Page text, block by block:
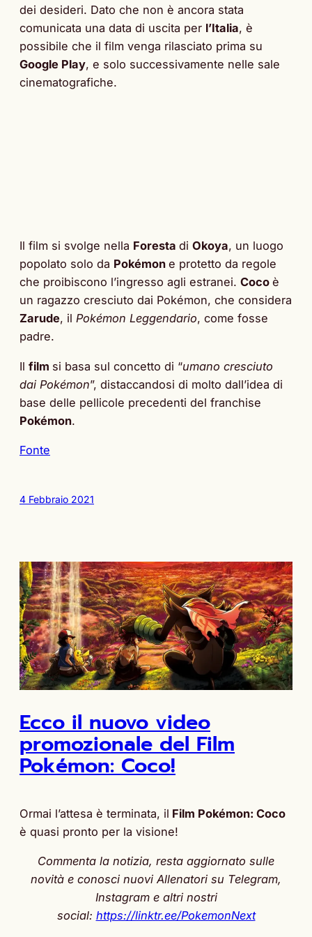
dei desideri. Dato che non è ancora stata
comunicata una data di uscita per l’Italia, è
possibile che il film venga rilasciato prima su
Google Play, e solo successivamente nelle sale
cinematografiche.
Il film si svolge nella Foresta di Okoya, un luogo
popolato solo da Pokémon e protetto da regole
che proibiscono l’ingresso agli estranei. Coco è
un ragazzo cresciuto dai Pokémon, che considera
Zarude, il Pokémon Leggendario, come fosse
padre.
Il film si basa sul concetto di “umano cresciuto
dai Pokémon”, distaccandosi di molto dall’idea di
base delle pellicole precedenti del franchise
Pokémon.
Fonte
4 Febbraio 2021
Ecco il nuovo video
promozionale del Film
Pokémon: Coco!
Ormai l’attesa è terminata, il Film Pokémon: Coco
è quasi pronto per la visione!
Commenta la notizia, resta aggiornato sulle
novità e conosci nuovi Allenatori su Telegram,
Instagram e altri nostri
social: https://linktr.ee/PokemonNext